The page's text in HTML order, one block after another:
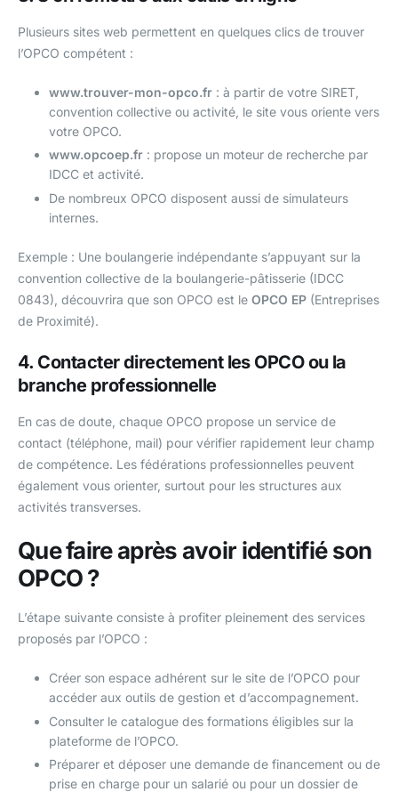
Plusieurs sites web permettent en quelques clics de trouver
l’OPCO compétent :
www.trouver-mon-opco.fr : à partir de votre SIRET,
convention collective ou activité, le site vous oriente vers
votre OPCO.
www.opcoep.fr : propose un moteur de recherche par
IDCC et activité.
De nombreux OPCO disposent aussi de simulateurs
internes.
Exemple : Une boulangerie indépendante s’appuyant sur la
convention collective de la boulangerie-pâtisserie (IDCC
0843), découvrira que son OPCO est le OPCO EP (Entreprises
de Proximité).
4. Contacter directement les OPCO ou la
branche professionnelle
En cas de doute, chaque OPCO propose un service de
contact (téléphone, mail) pour vérifier rapidement leur champ
de compétence. Les fédérations professionnelles peuvent
également vous orienter, surtout pour les structures aux
activités transverses.
Que faire après avoir identifié son
OPCO ?
L’étape suivante consiste à profiter pleinement des services
proposés par l’OPCO :
Créer son espace adhérent sur le site de l’OPCO pour
accéder aux outils de gestion et d’accompagnement.
Consulter le catalogue des formations éligibles sur la
plateforme de l’OPCO.
Préparer et déposer une demande de financement ou de
prise en charge pour un salarié ou pour un dossier de